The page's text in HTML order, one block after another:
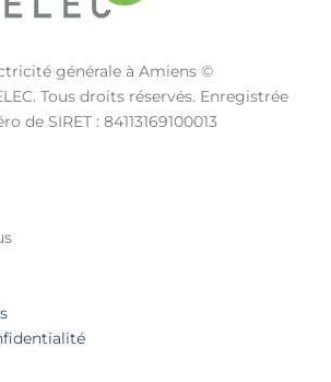
générale à Amiens ©
Tous droits réservés. Enregistrée
de SIRET : 84113169100013